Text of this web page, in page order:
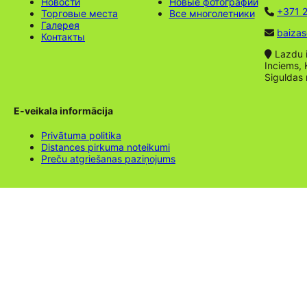
Торговые места
Галерея
Контакты
Все многолетники
+371
Lazdu
Inciems,
Siguldas
E-veikala informācija
Privātuma politika
Distances pirkuma noteikumi
Preču atgriešanas paziņojums